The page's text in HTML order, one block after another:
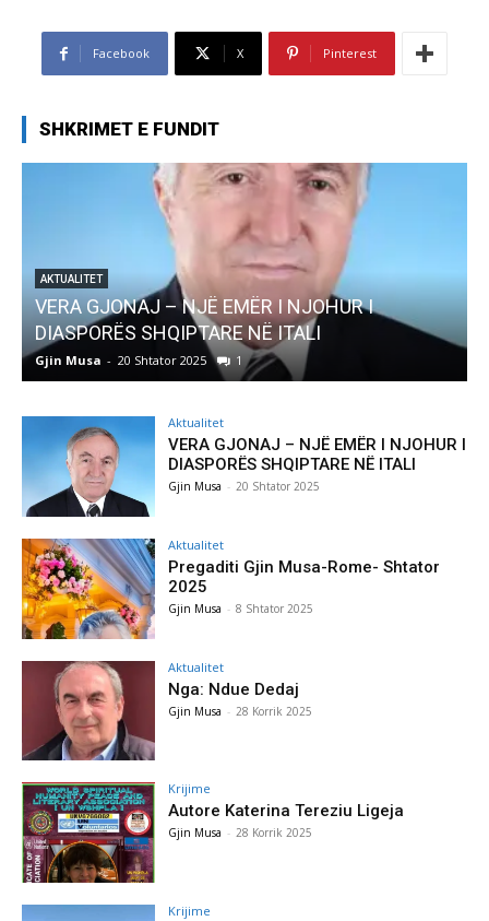
Facebook X Pinterest
SHKRIMET E FUNDIT
AKTUALITET
Pregaditi Gjin Musa-Rome- Shtator 2025
Gjin Musa - 8 Shtator 2025 0
Aktualitet
VERA GJONAJ – NJË EMËR I NJOHUR I
DIASPORËS SHQIPTARE NË ITALI
Gjin Musa - 20 Shtator 2025
Aktualitet
Pregaditi Gjin Musa-Rome- Shtator
2025
Gjin Musa - 8 Shtator 2025
Aktualitet
Nga: Ndue Dedaj
Gjin Musa - 28 Korrik 2025
Krijime
Autore Katerina Tereziu Ligeja
Gjin Musa - 28 Korrik 2025
Krijime